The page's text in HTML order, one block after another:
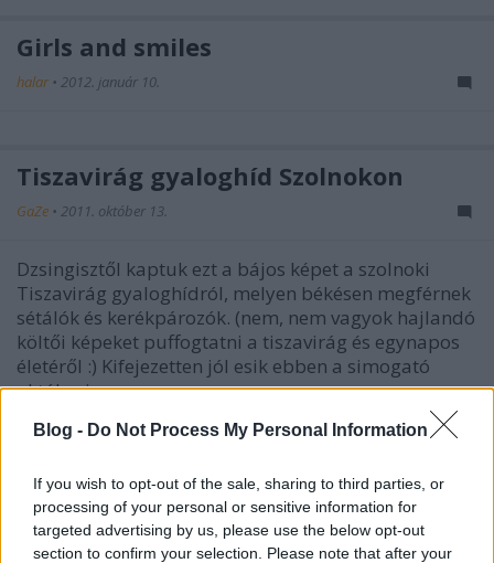
Blog - Do Not Process My Personal Information
If you wish to opt-out of the sale, sharing to third parties, or
processing of your personal or sensitive information for
targeted advertising by us, please use the below opt-out
section to confirm your selection. Please note that after your
Girls and smiles
halar • 2012. január 10.
Tiszavirág gyaloghíd Szolnokon
GaZe • 2011. október 13.
Dzsingisztől kaptuk ezt a bájos képet a szolnoki
Tiszavirág gyaloghídról, melyen békésen megférnek
sétálók és kerékpározók. (nem, nem vagyok hajlandó
költői képeket puffogtatni a tiszavirág és egynapos
életéről :) Kifejezetten jól esik ebben a simogató
októberi…
Lányok, bringával
GaZe•2011. szeptember 19.
Hangulatok és formák.Csíkok és sávok.